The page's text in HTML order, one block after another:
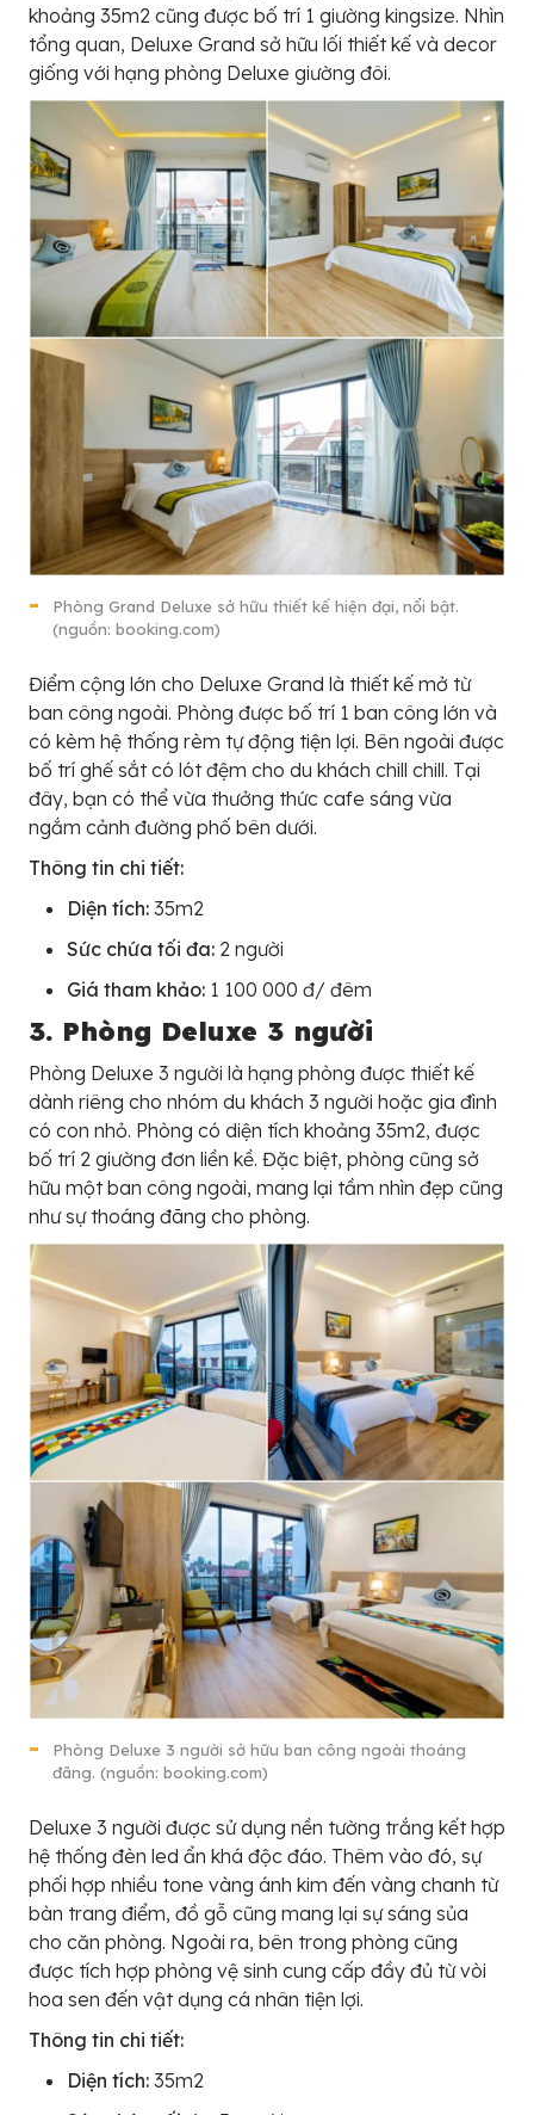
khoảng 35m2 cũng được bố trí 1 giường kingsize. Nhìn
tổng quan, Deluxe Grand sở hữu lối thiết kế và decor
giống với hạng phòng Deluxe giường đôi.
Phòng Grand Deluxe sở hữu thiết kế hiện đại, nổi bật.
(nguồn: booking.com)
Điểm cộng lớn cho Deluxe Grand là thiết kế mở từ
ban công ngoài. Phòng được bố trí 1 ban công lớn và
có kèm hệ thống rèm tự động tiện lợi. Bên ngoài được
bố trí ghế sắt có lót đệm cho du khách chill chill. Tại
đây, bạn có thể vừa thưởng thức cafe sáng vừa
ngắm cảnh đường phố bên dưới.
Thông tin chi tiết:
Diện tích: 35m2
Sức chứa tối đa: 2 người
Giá tham khảo: 1 100 000 đ/ đêm
3. Phòng Deluxe 3 người
Phòng Deluxe 3 người là hạng phòng được thiết kế
dành riêng cho nhóm du khách 3 người hoặc gia đình
có con nhỏ. Phòng có diện tích khoảng 35m2, được
bố trí 2 giường đơn liền kề. Đặc biệt, phòng cũng sở
hữu một ban công ngoài, mang lại tầm nhìn đẹp cũng
như sự thoáng đãng cho phòng.
Phòng Deluxe 3 người sở hữu ban công ngoài thoáng
đãng. (nguồn: booking.com)
Deluxe 3 người được sử dụng nền tường trắng kết hợp
hệ thống đèn led ẩn khá độc đáo. Thêm vào đó, sự
phối hợp nhiều tone vàng ánh kim đến vàng chanh từ
bàn trang điểm, đồ gỗ cũng mang lại sự sáng sủa
cho căn phòng. Ngoài ra, bên trong phòng cũng
được tích hợp phòng vệ sinh cung cấp đầy đủ từ vòi
hoa sen đến vật dụng cá nhân tiện lợi.
Thông tin chi tiết:
Diện tích: 35m2